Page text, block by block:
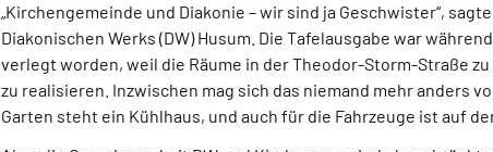
„Kirchengemeinde und Diakonie – wir sind ja Geschwister“,
Diakonischen Werks (DW) Husum. Die Tafelausgabe war
verlegt worden, weil die Räume in der Theodor-Storm-Straße
zu realisieren. Inzwischen mag sich das niemand mehr anders
Garten steht ein Kühlhaus, und auch für die Fahrzeuge ist auf